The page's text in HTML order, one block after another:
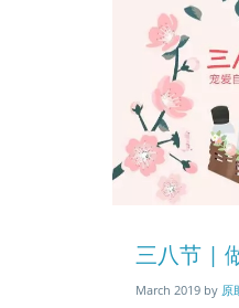
image
三八节 |
March 2019 by 原